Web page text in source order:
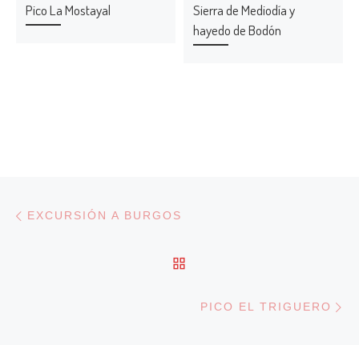
Pico La Mostayal
Sierra de Mediodía y
hayedo de Bodón
Navegación de entradas
EXCURSIÓN A BURGOS
PICO EL TRIGUERO